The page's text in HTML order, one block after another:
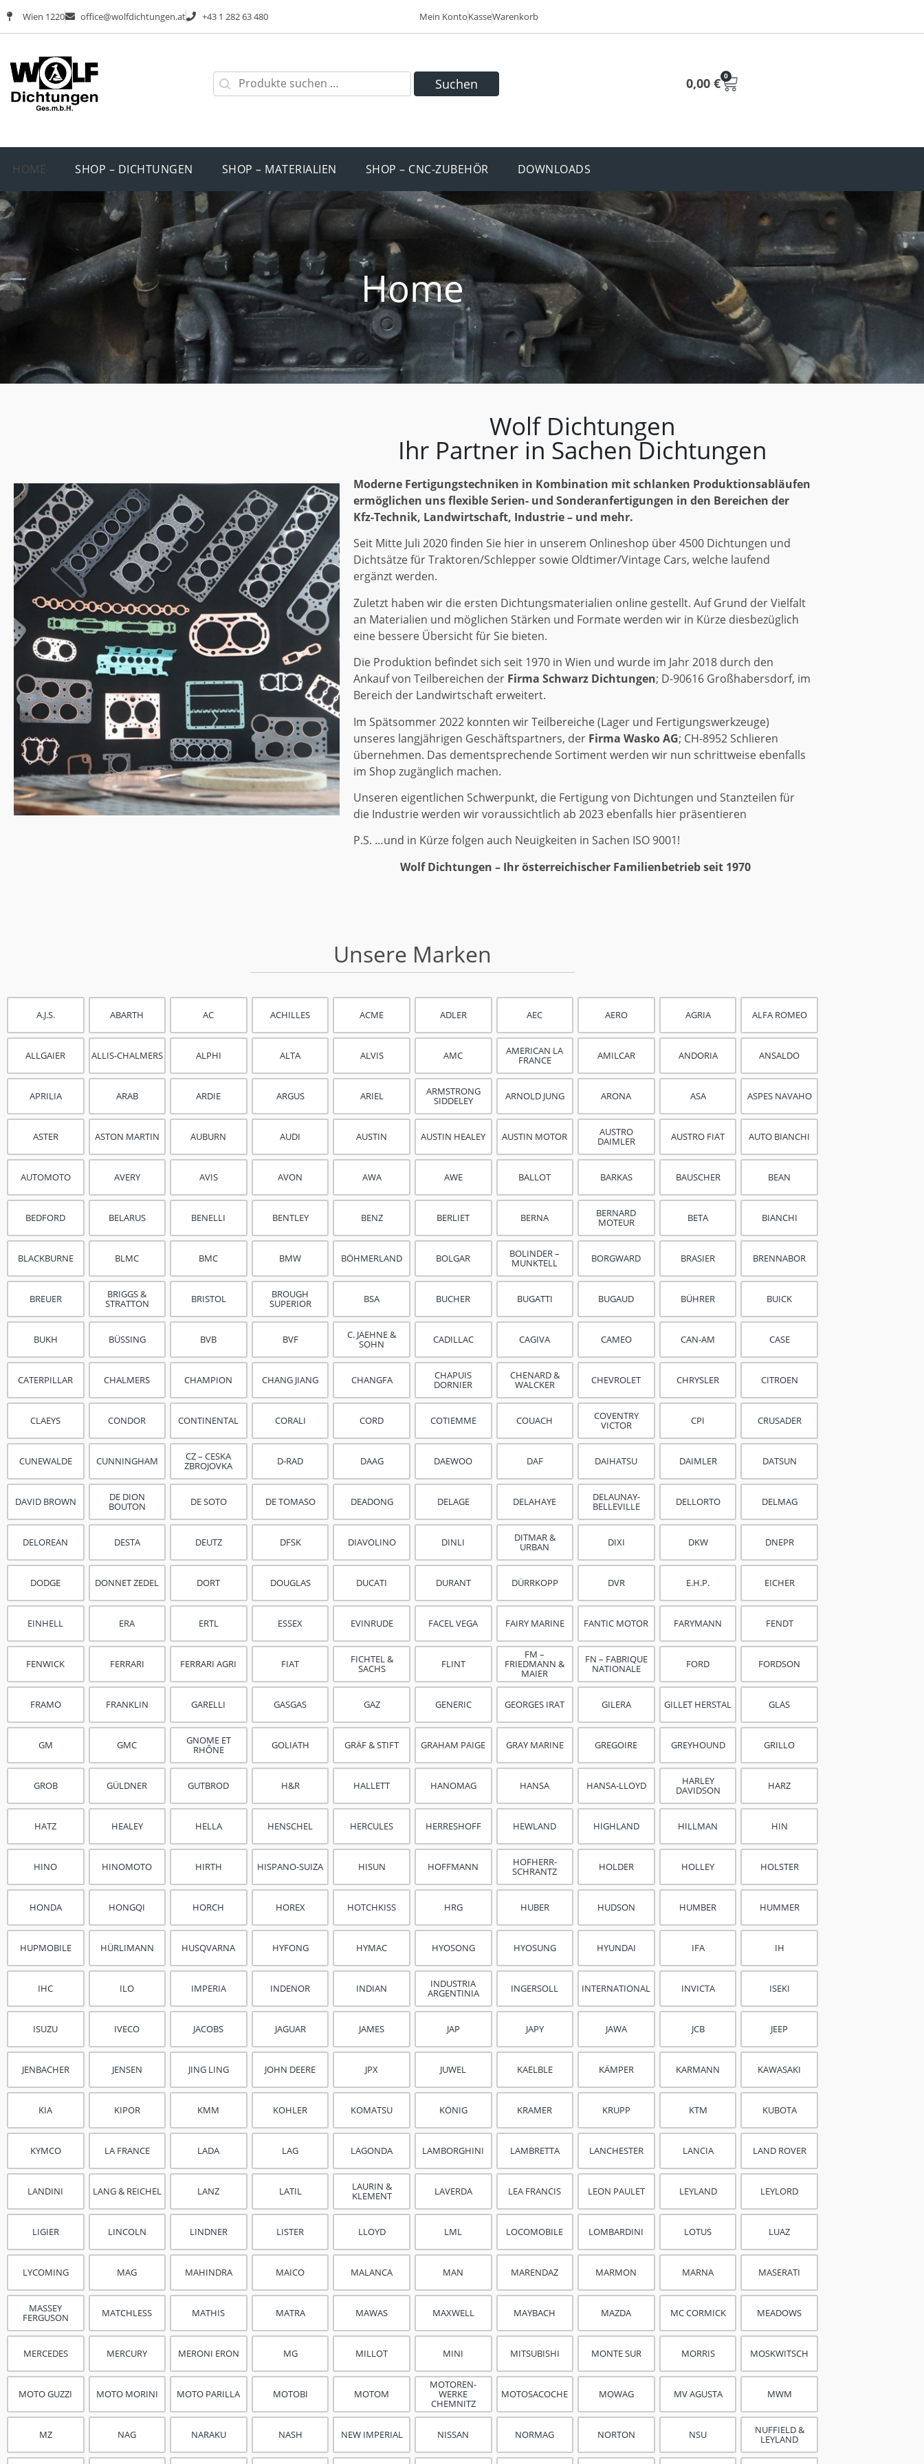
Wien 1220 office@wolfdichtungen.at +43 1 282 63 480 Mein KontoKasseWarenkorb
Suchen 0,00 € 0
HOME SHOP – DICHTUNGEN SHOP – MATERIALIEN SHOP – CNC-ZUBEHÖR DOWNLOADS
Home
Wolf Dichtungen
Ihr Partner in Sachen Dichtungen
Moderne Fertigungstechniken in Kombination mit schlanken Produktionsabläufen
ermöglichen uns flexible Serien- und Sonderanfertigungen in den Bereichen der
Kfz-Technik, Landwirtschaft, Industrie – und mehr.
Seit Mitte Juli 2020 finden Sie hier in unserem Onlineshop über 4500 Dichtungen und
Dichtsätze für Traktoren/Schlepper sowie Oldtimer/Vintage Cars, welche laufend
ergänzt werden.
Zuletzt haben wir die ersten Dichtungsmaterialien online gestellt. Auf Grund der Vielfalt
an Materialien und möglichen Stärken und Formate werden wir in Kürze diesbezüglich
eine bessere Übersicht für Sie bieten.
Die Produktion befindet sich seit 1970 in Wien und wurde im Jahr 2018 durch den
Ankauf von Teilbereichen der Firma Schwarz Dichtungen; D-90616 Großhabersdorf, im
Bereich der Landwirtschaft erweitert.
Im Spätsommer 2022 konnten wir Teilbereiche (Lager und Fertigungswerkzeuge)
unseres langjährigen Geschäftspartners, der Firma Wasko AG; CH-8952 Schlieren
übernehmen. Das dementsprechende Sortiment werden wir nun schrittweise ebenfalls
im Shop zugänglich machen.
Unseren eigentlichen Schwerpunkt, die Fertigung von Dichtungen und Stanzteilen für
die Industrie werden wir voraussichtlich ab 2023 ebenfalls hier präsentieren
P.S. …und in Kürze folgen auch Neuigkeiten in Sachen ISO 9001!
Wolf Dichtungen – Ihr österreichischer Familienbetrieb seit 1970
Unsere Marken
A.J.S. ABARTH AC ACHILLES ACME ADLER AEC AERO AGRIA ALFA ROMEO
ALLGAIER ALLIS-CHALMERS ALPHI ALTA ALVIS AMC AMERICAN LA
FRANCE AMILCAR ANDORIA ANSALDO
APRILIA ARAB ARDIE ARGUS ARIEL ARMSTRONG
SIDDELEY ARNOLD JUNG ARONA ASA ASPES NAVAHO
ASTER ASTON MARTIN AUBURN AUDI AUSTIN AUSTIN HEALEY AUSTIN MOTOR AUSTRO
DAIMLER AUSTRO FIAT AUTO BIANCHI
AUTOMOTO AVERY AVIS AVON AWA AWE BALLOT BARKAS BAUSCHER BEAN
BEDFORD BELARUS BENELLI BENTLEY BENZ BERLIET BERNA BERNARD
MOTEUR BETA BIANCHI
BLACKBURNE BLMC BMC BMW BÖHMERLAND BOLGAR BOLINDER –
MUNKTELL BORGWARD BRASIER BRENNABOR
BREUER BRIGGS &
STRATTON BRISTOL BROUGH
SUPERIOR BSA BUCHER BUGATTI BUGAUD BÜHRER BUICK
BUKH BÜSSING BVB BVF C. JAEHNE &
SOHN CADILLAC CAGIVA CAMEO CAN-AM CASE
CATERPILLAR CHALMERS CHAMPION CHANG JIANG CHANGFA CHAPUIS
DORNIER
CHENARD &
WALCKER CHEVROLET CHRYSLER CITROEN
CLAEYS CONDOR CONTINENTAL CORALI CORD COTIEMME COUACH COVENTRY
VICTOR CPI CRUSADER
CUNEWALDE CUNNINGHAM CZ – CESKA
ZBROJOVKA D-RAD DAAG DAEWOO DAF DAIHATSU DAIMLER DATSUN
DAVID BROWN DE DION
BOUTON DE SOTO DE TOMASO DEADONG DELAGE DELAHAYE DELAUNAY-
BELLEVILLE DELLORTO DELMAG
DELOREAN DESTA DEUTZ DFSK DIAVOLINO DINLI DITMAR &
URBAN DIXI DKW DNEPR
DODGE DONNET ZEDEL DORT DOUGLAS DUCATI DURANT DÜRRKOPP DVR E.H.P. EICHER
EINHELL ERA ERTL ESSEX EVINRUDE FACEL VEGA FAIRY MARINE FANTIC MOTOR FARYMANN FENDT
FENWICK FERRARI FERRARI AGRI FIAT FICHTEL &
SACHS FLINT
FM –
FRIEDMANN &
MAIER
FN – FABRIQUE
NATIONALE FORD FORDSON
FRAMO FRANKLIN GARELLI GASGAS GAZ GENERIC GEORGES IRAT GILERA GILLET HERSTAL GLAS
GM GMC GNOME ET
RHÔNE GOLIATH GRÄF & STIFT GRAHAM PAIGE GRAY MARINE GREGOIRE GREYHOUND GRILLO
GROB GÜLDNER GUTBROD H&R HALLETT HANOMAG HANSA HANSA-LLOYD HARLEY
DAVIDSON HARZ
HATZ HEALEY HELLA HENSCHEL HERCULES HERRESHOFF HEWLAND HIGHLAND HILLMAN HIN
HINO HINOMOTO HIRTH HISPANO-SUIZA HISUN HOFFMANN HOFHERR-
SCHRANTZ HOLDER HOLLEY HOLSTER
HONDA HONGQI HORCH HOREX HOTCHKISS HRG HUBER HUDSON HUMBER HUMMER
HUPMOBILE HÜRLIMANN HUSQVARNA HYFONG HYMAC HYOSONG HYOSUNG HYUNDAI IFA IH
IHC ILO IMPERIA INDENOR INDIAN INDUSTRIA
ARGENTINIA INGERSOLL INTERNATIONAL INVICTA ISEKI
ISUZU IVECO JACOBS JAGUAR JAMES JAP JAPY JAWA JCB JEEP
JENBACHER JENSEN JING LING JOHN DEERE JPX JUWEL KAELBLE KÄMPER KARMANN KAWASAKI
KIA KIPOR KMM KOHLER KOMATSU KÖNIG KRAMER KRUPP KTM KUBOTA
KYMCO LA FRANCE LADA LAG LAGONDA LAMBORGHINI LAMBRETTA LANCHESTER LANCIA LAND ROVER
LANDINI LANG & REICHEL LANZ LATIL LAURIN &
KLEMENT LAVERDA LEA FRANCIS LEON PAULET LEYLAND LEYLORD
LIGIER LINCOLN LINDNER LISTER LLOYD LML LOCOMOBILE LOMBARDINI LOTUS LUAZ
LYCOMING MAG MAHINDRA MAICO MALANCA MAN MARENDAZ MARMON MARNA MASERATI
MASSEY
FERGUSON MATCHLESS MATHIS MATRA MAWAS MAXWELL MAYBACH MAZDA MC CORMICK MEADOWS
MERCEDES MERCURY MERONI ERON MG MILLOT MINI MITSUBISHI MONTE SUR MORRIS MOSKWITSCH
MOTO GUZZI MOTO MORINI MOTO PARILLA MOTOBI MOTOM
MOTOREN­
WERKE
CHEMNITZ
MOTOSACOCHE MOWAG MV AGUSTA MWM
MZ NAG NARAKU NASH NEW IMPERIAL NISSAN NORMAG NORTON NSU NUFFIELD &
LEYLAND